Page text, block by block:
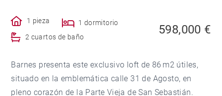
1 pieza
1 dormitorio
2 cuartos de baño
598,000 €
Barnes presenta este exclusivo loft de 86 m2 útiles,
situado en la emblemática calle 31 de Agosto, en
pleno corazón de la Parte Vieja de San Sebastián.